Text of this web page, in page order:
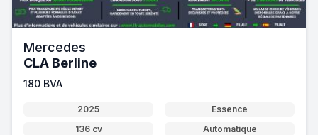
Mercedes
CLA Berline
180 BVA
2025
Essence
136 cv
Automatique